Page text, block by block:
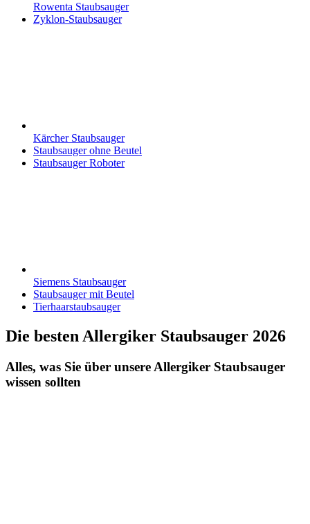
Rowenta Staubsauger
Zyklon-Staubsauger
Kärcher Staubsauger
Staubsauger ohne Beutel
Staubsauger Roboter
Siemens Staubsauger
Staubsauger mit Beutel
Tierhaarstaubsauger
Die besten Allergiker Staubsauger 2026
Alles, was Sie über unsere Allergiker Staubsauger
wissen sollten